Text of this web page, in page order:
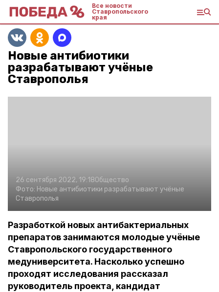
Все новости
Ставропольского
края
Новые антибиотики
разрабатывают учёные
Ставрополья
26 сентября 2022, 19:18Общество
Фото: Новые антибиотики разрабатывают учёные
Ставрополья
Разработкой новых антибактериальных
препаратов занимаются молодые учёные
Ставропольского государственного
медуниверситета. Насколько успешно
проходят исследования рассказал
руководитель проекта, кандидат